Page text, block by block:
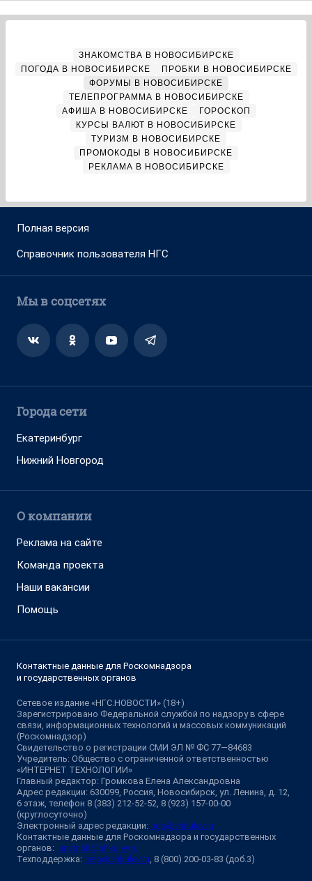
ЗНАКОМСТВА В НОВОСИБИРСКЕ
ПОГОДА В НОВОСИБИРСКЕ
ПРОБКИ В НОВОСИБИРСКЕ
ФОРУМЫ В НОВОСИБИРСКЕ
ТЕЛЕПРОГРАММА В НОВОСИБИРСКЕ
АФИША В НОВОСИБИРСКЕ
ГОРОСКОП
КУРСЫ ВАЛЮТ В НОВОСИБИРСКЕ
ТУРИЗМ В НОВОСИБИРСКЕ
ПРОМОКОДЫ В НОВОСИБИРСКЕ
РЕКЛАМА В НОВОСИБИРСКЕ
Полная версия
Справочник пользователя НГС
Мы в соцсетях
Города сети
Екатеринбург
Нижний Новгород
О компании
Реклама на сайте
Команда проекта
Наши вакансии
Помощь
Контактные данные для Роскомнадзора
и государственных органов
Сетевое издание «НГС.НОВОСТИ» (18+)
Зарегистрировано Федеральной службой по надзору в сфере
связи, информационных технологий и массовых коммуникаций
(Роскомнадзор)
Свидетельство о регистрации СМИ ЭЛ № ФС 77—84683
Учредитель: Общество с ограниченной ответственностью
«ИНТЕРНЕТ ТЕХНОЛОГИИ»
Главный редактор: Громкова Елена Александровна
Адрес редакции: 630099, Россия, Новосибирск, ул. Ленина, д. 12,
6 этаж, телефон 8 (383) 212-52-52, 8 (923) 157-00-00
(круглосуточно)
Электронный адрес редакции: ngs@shkulev.ru
Контактные данные для Роскомнадзора и государственных
органов: juristnsk@shkulev.ru
Техподдержка: help@shkulev.ru, 8 (800) 200-03-83 (доб.3)